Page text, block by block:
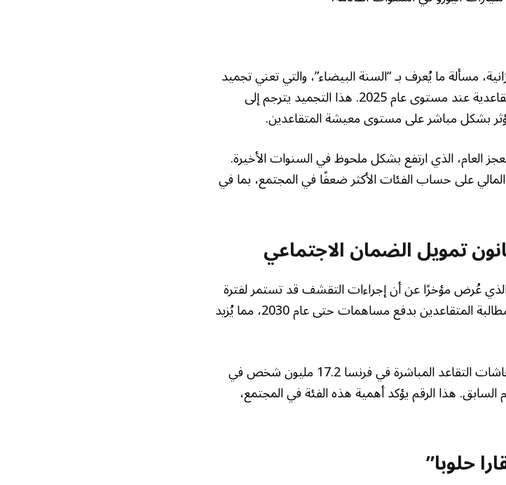
مسألة ما يُعرف بـ “السنة البيضاء”، والتي تعني تجميد
الإنفاق على الخدمات الاجتماعية والمعاشات التقاعدية عند مستوى عام 2025. هذا التجميد يترجم إلى
بشكل مباشر على مستوى معيشة المتقاعدين.
العام، الذي ارتفع بشكل ملحوظ في السنوات الأخيرة.
على حساب الفئات الأكثر ضعفًا في المجتمع، بما في
تمويل الضمان الاجتماعي
عُرض مؤخرًا عن أن إجراءات التقشف قد تستمر لفترة
أطول مما كان متوقعًا. فالحكومة الجديدة تعتزم مطالبة المتقاعدين بدفع مساهمات حتى عام 2030، مما يُزيد
وفقًا لتقارير حديثة، بلغ عدد المستفيدين من معاشات التقاعد المباشرة في فرنسا 17.2 مليون شخص في
قدرها 1.3% مقارنة بالعام السابق. هذا الرقم يؤكد أهمية هذه الفئة في المجتمع،
حلوبا”